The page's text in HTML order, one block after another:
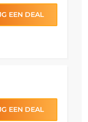
EEN DEAL
EEN DEAL